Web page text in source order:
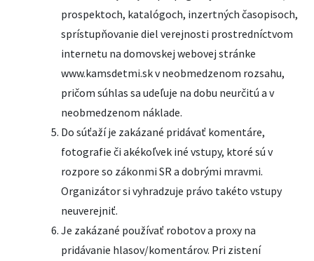
prospektoch, katalógoch, inzertných časopisoch,
sprístupňovanie diel verejnosti prostredníctvom
internetu na domovskej webovej stránke
www.kamsdetmi.sk v neobmedzenom rozsahu,
pričom súhlas sa udeľuje na dobu neurčitú a v
neobmedzenom náklade.
Do súťaží je zakázané pridávať komentáre,
fotografie či akékoľvek iné vstupy, ktoré sú v
rozpore so zákonmi SR a dobrými mravmi.
Organizátor si vyhradzuje právo takéto vstupy
neuverejniť.
Je zakázané používať robotov a proxy na
pridávanie hlasov/komentárov. Pri zistení